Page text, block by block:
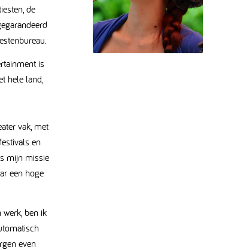
de
is
hele land,
vak, met
en
mijn missie
een hoge
ben ik
even